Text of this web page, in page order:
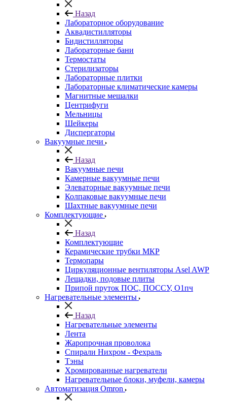
Назад
Лабораторное оборудование
Аквадистилляторы
Бидистилляторы
Лабораторные бани
Термостаты
Стерилизаторы
Лабораторные плитки
Лабораторные климатические камеры
Магнитные мешалки
Центрифуги
Мельницы
Шейкеры
Диспергаторы
Вакуумные печи
Назад
Вакуумные печи
Камерные вакуумные печи
Элеваторные вакуумные печи
Колпаковые вакуумные печи
Шахтные вакуумные печи
Комплектующие
Назад
Комплектующие
Керамические трубки МКР
Термопары
Циркуляционные вентиляторы Asel AWP
Лещадки, подовые плиты
Припой пруток ПОС, ПОССУ, О1пч
Нагревательные элементы
Назад
Нагревательные элементы
Лента
Жаропрочная проволока
Спирали Нихром - Фехраль
Тэны
Хромированные нагреватели
Нагревательные блоки, муфели, камеры
Автоматизация Omron